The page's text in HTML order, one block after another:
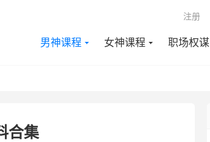
男神课程 女神课程 职场权谋
注册
合集